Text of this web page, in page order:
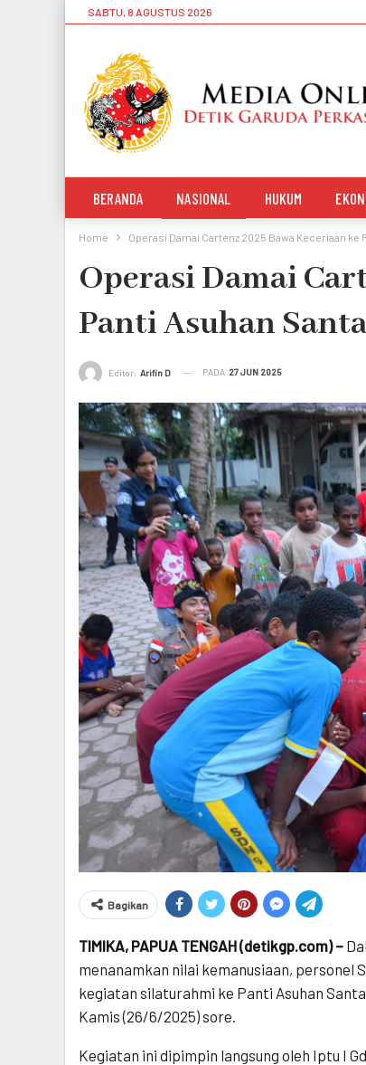
SABTU, 8 AGUSTUS 2026
BERANDA NASIONAL HUKUM
Home Operasi Damai Cartenz 2025 Bawa Keceriaan ke
Operasi Damai
Panti Asuhan
Editor: Arifin D PADA 27 JUN 2025
Bagikan
TIMIKA, PAPUA TENGAH (detikgp.com) –
menanamkan nilai kemanusiaan, personel
kegiatan silaturahmi ke Panti Asuhan
Kamis (26/6/2025) sore.
Kegiatan ini dipimpin langsung oleh Iptu I